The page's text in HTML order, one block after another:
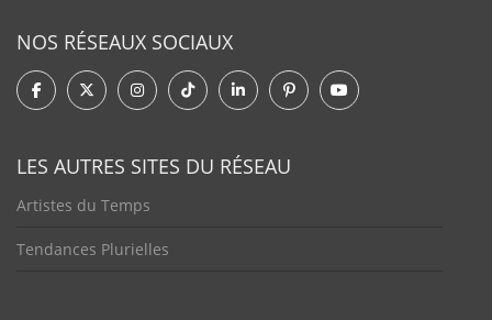
NOS RÉSEAUX SOCIAUX
LES AUTRES SITES DU RÉSEAU
Artistes du Temps
Tendances Plurielles